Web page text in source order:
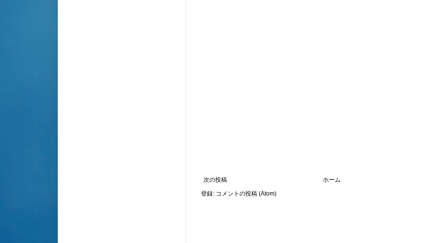
次の投稿
ホーム
登録: コメントの投稿 (Atom)